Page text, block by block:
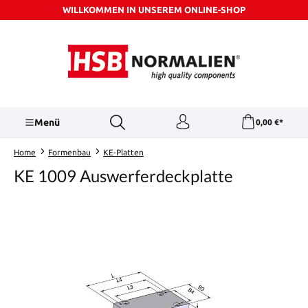
Zum Hauptinhalt springenWILLKOMMEN IN UNSEREM ONLINE-SHOP
Menü 0,00 €*
Home Formenbau KE-Platten
KE 1009 Auswerferdeckplatte